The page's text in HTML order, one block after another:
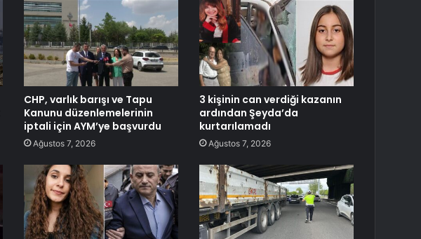
CHP, varlık barışı ve Tapu
Kanunu düzenlemelerinin
iptali için AYM’ye başvurdu
Ağustos 7, 2026
3 kişinin can verdiği kazanın
ardından Şeyda’da
kurtarılamadı
Ağustos 7, 2026